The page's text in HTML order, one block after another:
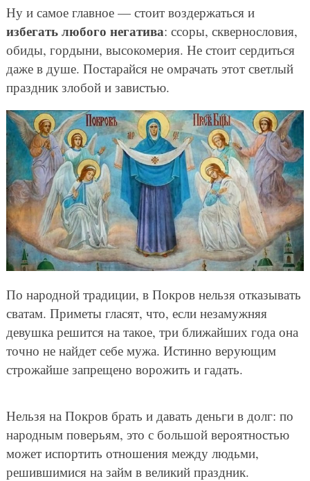
Ну и самое главное — стоит воздержаться и
избегать любого негатива: ссоры, сквернословия,
обиды, гордыни, высокомерия. Не стоит сердиться
даже в душе. Постарайся не омрачать этот светлый
праздник злобой и завистью.
По народной традиции, в Покров нельзя отказывать
сватам. Приметы гласят, что, если незамужняя
девушка решится на такое, три ближайших года она
точно не найдет себе мужа. Истинно верующим
строжайше запрещено ворожить и гадать.
Нельзя на Покров брать и давать деньги в долг: по
народным поверьям, это с большой вероятностью
может испортить отношения между людьми,
решившимися на займ в великий праздник.